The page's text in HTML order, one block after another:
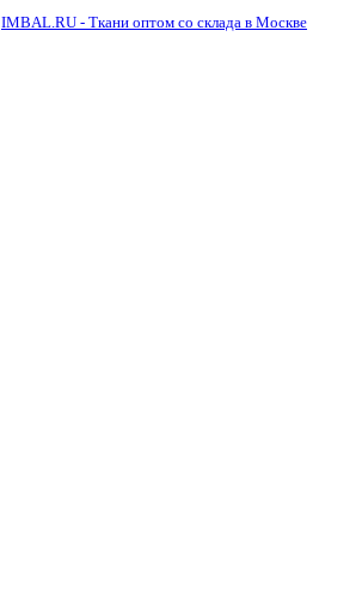
IMBAL.RU - Ткани оптом со склада в Москве